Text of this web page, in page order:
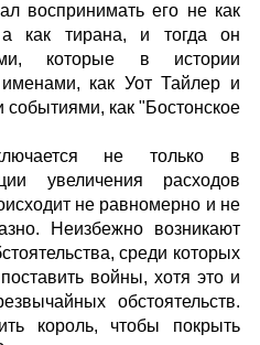
воспринимать его не как
а как тирана, и тогда он
которые в истории
как Уот Тайлер и
как "Бостонское
не только в
увеличения расходов
не равномерно и не
Неизбежно возникают
среди которых
войны, хотя это и
обстоятельств.
король, чтобы покрыть